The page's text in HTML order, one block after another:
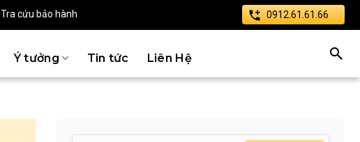
Tra cứu bảo hành 0912.61.61.66
Ý tưởng Tin tức Liên Hệ